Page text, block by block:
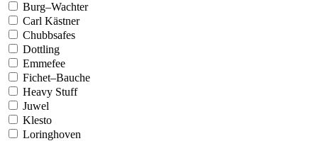
Burg–Wachter
Carl Kästner
Chubbsafes
Dottling
Emmefee
Fichet–Bauche
Heavy Stuff
Juwel
Klesto
Loringhoven